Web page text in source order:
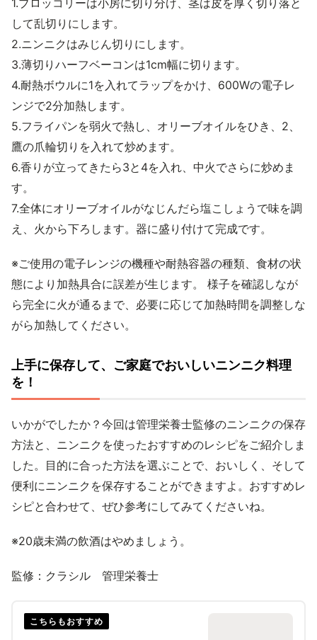
1.ブロッコリーは小房に切り分け、茎は皮を厚く切り落と
して乱切りにします。
2.ニンニクはみじん切りにします。
3.薄切りハーフベーコンは1cm幅に切ります。
4.耐熱ボウルに1を入れてラップをかけ、600Wの電子レ
ンジで2分加熱します。
5.フライパンを弱火で熱し、オリーブオイルをひき、2、
鷹の爪輪切りを入れて炒めます。
6.香りが立ってきたら3と4を入れ、中火でさらに炒めま
す。
7.全体にオリーブオイルがなじんだら塩こしょうで味を調
え、火から下ろします。器に盛り付けて完成です。
※ご使用の電子レンジの機種や耐熱容器の種類、食材の状
態により加熱具合に誤差が生じます。 様子を確認しなが
ら完全に火が通るまで、必要に応じて加熱時間を調整しな
がら加熱してください。
上手に保存して、ご家庭でおいしいニンニク料理
を！
いかがでしたか？今回は管理栄養士監修のニンニクの保存
方法と、ニンニクを使ったおすすめのレシピをご紹介しま
した。目的に合った方法を選ぶことで、おいしく、そして
便利にニンニクを保存することができますよ。おすすめレ
シピと合わせて、ぜひ参考にしてみてくださいね。
※20歳未満の飲酒はやめましょう。
監修：クラシル 管理栄養士
こちらもおすすめ